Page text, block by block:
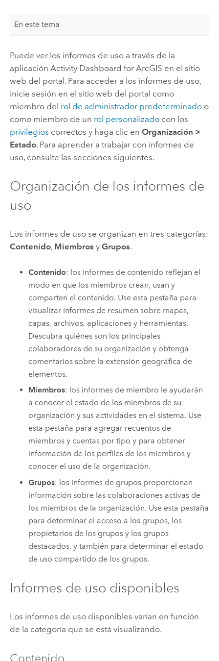
En este tema
Puede ver los informes de uso a través de la
aplicación Activity Dashboard for ArcGIS en el sitio
web del portal. Para acceder a los informes de uso,
inicie sesión en el sitio web del portal como
miembro del rol de administrador predeterminadoo
como miembro de un rol personalizadocon los
privilegios correctos y haga clic en Organización >
Estado. Para aprender a trabajar con informes de
uso, consulte las secciones siguientes.
Organización de los informes de
uso
Los informes de uso se organizan en tres categorías:
Contenido, Miembros y Grupos.
Contenido: los informes de contenido reflejan el
modo en que los miembros crean, usan y
comparten el contenido. Use esta pestaña para
visualizar informes de resumen sobre mapas,
capas, archivos, aplicaciones y herramientas.
Descubra quiénes son los principales
colaboradores de su organización y obtenga
comentarios sobre la extensión geográfica de
elementos.
Miembros: los informes de miembro le ayudarán
a conocer el estado de los miembros de su
organización y sus actividades en el sistema. Use
esta pestaña para agregar recuentos de
miembros y cuentas por tipo y para obtener
información de los perfiles de los miembros y
conocer el uso de la organización.
Grupos: los informes de grupos proporcionan
información sobre las colaboraciones activas de
los miembros de la organización. Use esta pestaña
para determinar el acceso a los grupos, los
propietarios de los grupos y los grupos
destacados, y también para determinar el estado
de uso compartido de los grupos.
Informes de uso disponibles
Los informes de uso disponibles varían en función
de la categoría que se está visualizando.
Contenido